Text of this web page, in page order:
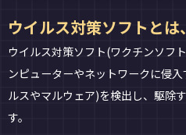
ウイルス対策ソフトとは、
ウイルス対策ソフト(ワクチンソフ
ンピューターやネットワークに侵
ルスやマルウェア)を検出し、駆除
す。